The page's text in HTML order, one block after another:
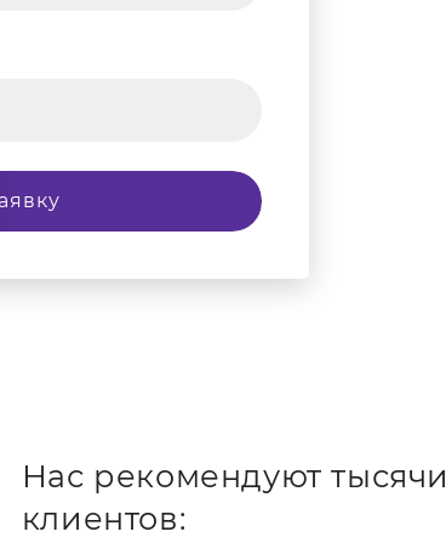
Нас рекомендуют тысячи
клиентов: